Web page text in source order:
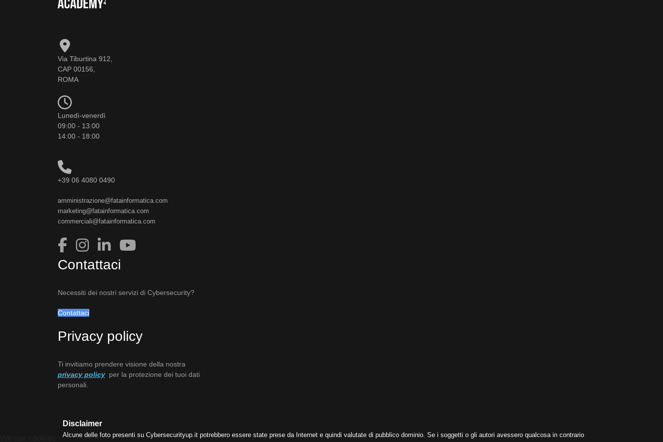
Via Tiburtina 912,
CAP 00156,
ROMA
Lunedì-venerdì
09:00 - 13:00
14:00 - 18:00
+39 06 4080 0490
amministrazione@fatainformatica.com
marketing@fatainformatica.com
commerciali@fatainformatica.com
Contattaci
Necessiti dei nostri servizi di Cybersecurity?
Contattaci
Privacy policy
Ti invitiamo prendere visione della nostra
privacy policy per la protezione dei tuoi dati
personali.
Disclaimer
Alcune delle foto presenti su Cybersecurityup.it potrebbero essere state prese da Internet e quindi valutate di pubblico dominio. Se i soggetti o gli autori avessero qualcosa in contrario